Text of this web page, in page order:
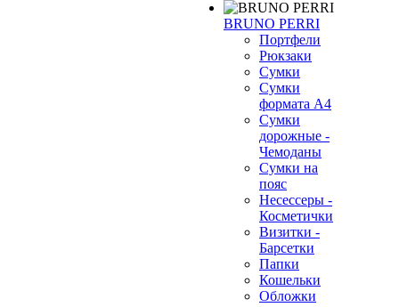
BRUNO PERRI
Портфели
Рюкзаки
Сумки
Сумки
формата А4
Сумки
дорожные -
Чемоданы
Сумки на
пояс
Несессеры -
Косметички
Визитки -
Барсетки
Папки
Кошельки
Обложки